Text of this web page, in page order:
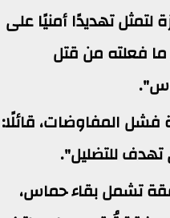
تهديدًا أمنيًا على
فعلته من قتل
فشل المفاوضات، قائلًا:
تهدف للتضليل".
تشمل بقاء حماس،